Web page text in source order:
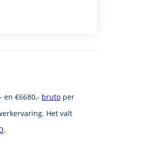
€6680,- brutoper
Het valt
.